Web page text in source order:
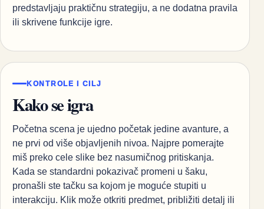
predstavljaju praktičnu strategiju, a ne dodatna pravila
ili skrivene funkcije igre.
KONTROLE I CILJ
Kako se igra
Početna scena je ujedno početak jedine avanture, a
ne prvi od više objavljenih nivoa. Najpre pomerajte
miš preko cele slike bez nasumičnog pritiskanja.
Kada se standardni pokazivač promeni u šaku,
pronašli ste tačku sa kojom je moguće stupiti u
interakciju. Klik može otkriti predmet, približiti detalj ili